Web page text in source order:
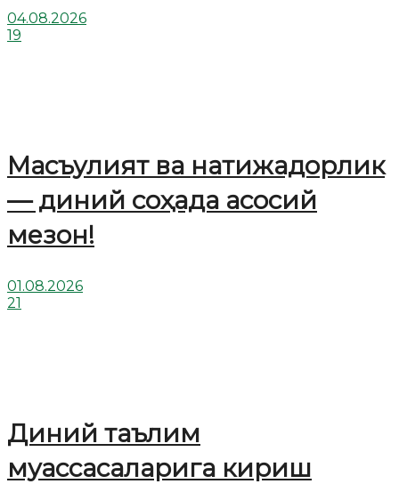
04.08.2026
19
Масъулият ва натижадорлик
— диний соҳада асосий
мезон!
01.08.2026
21
Диний таълим
муассасаларига кириш